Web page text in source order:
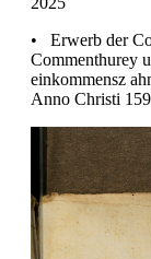
• Erwerb der
Commenthurey
einkommensz
Anno Christi